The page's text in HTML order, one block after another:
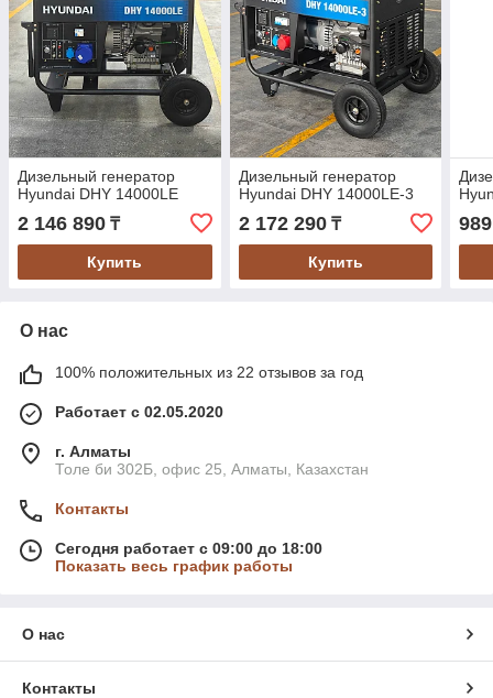
Дизельный генератор
Hyundai DHY 14000LE
2 146 890 ₸
Купить
Дизельный генератор
Hyundai DHY 14000LE-3
2 172 290₸
Купить
О нас
100% положительных из 22 отзывов за год
Работает с 02.05.2020
г. Алматы
Толе би 302Б, офис 25, Алматы, Казахстан
Контакты
Сегодня работает с 09:00 до 18:00
Показать весь график работы
О нас
Контакты